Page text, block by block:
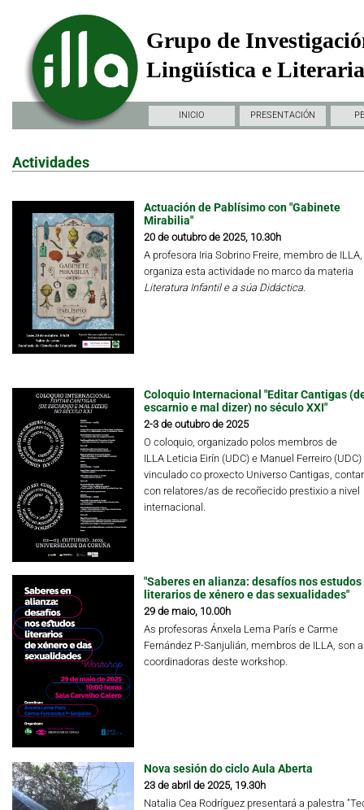
Grupo de
Lingüística e
INICIO PRESENTACIÓN
Actividades
Actuación de Pablísimo con "Gabinete
Mirabilia"
20 de outubro de 2025, 10.30h
A profesora Iria Sobrino Freire, membro de ILLA,
organiza esta actividade no marco da materia
Literatura Infantil e a súa Didáctica.
Coloquio Internacional "Editar Cantigas
escarnio e mal dizer) no século XXI"
2-3 de outubro de 2025
O coloquio, organizado polos membros de
ILLA Leticia Eirín (UDC) e Manuel Ferreiro (UDC)
vinculado co proxecto Universo Cantigas,
con relatores/as de recoñecido prestixio a nivel
internacional.
"Saberes en alianza: desafíos nos estudos
literarios de xénero e das sexualidades"
29 de maio, 10.00h
As profesoras Ánxela Lema París e Carme
Fernández P-Sanjulián, membros de ILLA, son
coordinadoras deste workshop.
Nova sesión do ciclo Aula Aberta
23 de abril de 2025, 19.30h
Natalia Cea Rodríguez presentará a palestra